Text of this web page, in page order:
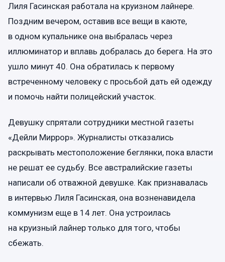
Лиля Гасинская работала на круизном лайнере.
Поздним вечером, оставив все вещи в каюте,
в одном купальнике она выбралась через
иллюминатор и вплавь добралась до берега. На это
ушло минут 40. Она обратилась к первому
встреченному человеку с просьбой дать ей одежду
и помочь найти полицейский участок.
Девушку спрятали сотрудники местной газеты
«Дейли Миррор». Журналисты отказались
раскрывать местоположение беглянки, пока власти
не решат ее судьбу. Все австралийские газеты
написали об отважной девушке. Как признавалась
в интервью Лиля Гасинская, она возненавидела
коммунизм еще в 14 лет. Она устроилась
на круизный лайнер только для того, чтобы
сбежать.